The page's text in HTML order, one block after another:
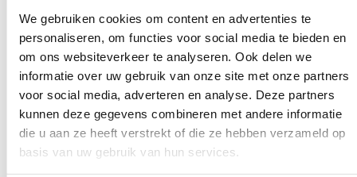
We gebruiken cookies om content en advertenties te
personaliseren, om functies voor social media te bieden en
om ons websiteverkeer te analyseren. Ook delen we
informatie over uw gebruik van onze site met onze partners
voor social media, adverteren en analyse. Deze partners
kunnen deze gegevens combineren met andere informatie
die u aan ze heeft verstrekt of die ze hebben verzameld op
basis van uw gebruik van hun services.